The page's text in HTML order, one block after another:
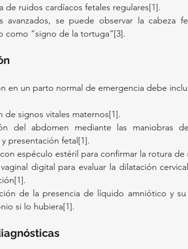
de ruidos cardíacos fetales regulares[1].
avanzados, se puede observar la cabeza
como “signo de la tortuga”[3].
en un parto normal de emergencia debe
de signos vitales maternos[1].
del abdomen mediante las maniobras
presentación fetal[1].
espéculo estéril para confirmar la rotura de
digital para evaluar la dilatación
de la presencia de líquido amniótico y
si lo hubiera[1].